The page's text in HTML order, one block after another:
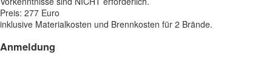
Preis: 277 Euro
inklusive Materialkosten und Brennkosten für 2 Brände.
Anmeldung